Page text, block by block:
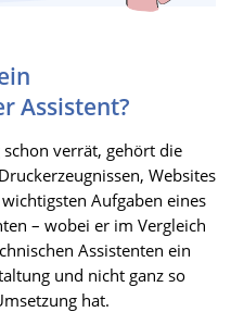
Assistent?
verrät, gehört die
Websites
Aufgaben eines
– wobei er im Vergleich
Assistenten ein
und nicht ganz so
hat.